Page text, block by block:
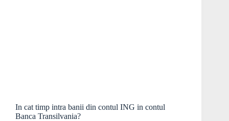
In cat timp intra banii din contul ING in contul
Banca Transilvania?